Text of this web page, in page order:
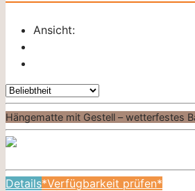
Ansicht:
Hängematte mit Gestell – wetterfestes
Details*Verfügbarkeit prüfen*